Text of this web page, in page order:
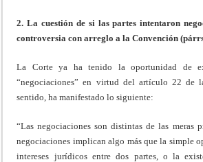
2. La cuestión de si las partes intentaron
controversia con arreglo a la Convención
La Corte ya ha tenido la oportunidad de
“negociaciones” en virtud del artículo 22 de
sentido, ha manifestado lo siguiente:
“Las negociaciones son distintas de las meras
negociaciones implican algo más que la simple
intereses jurídicos entre dos partes, o la